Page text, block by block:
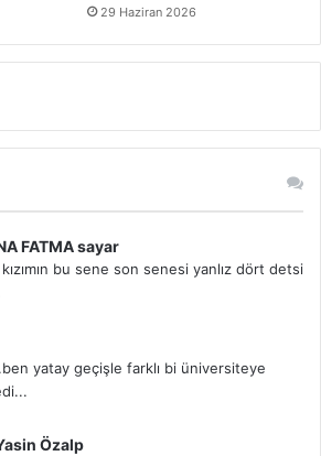
29 Haziran 2026
FATMA sayar
bu sene son senesi yanlız dört detsi
yatay geçişle farklı bi üniversiteye
Özalp